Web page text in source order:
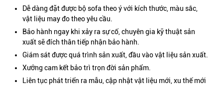
Dễ dàng đặt được bộ sofa theo ý với kích thước, màu sắc,
vật liệu may đo theo yêu cầu.
Bảo hành ngay khi xảy ra sự cố, chuyên gia kỹ thuật sản
xuất sẽ đích thân tiếp nhận bảo hành.
Giám sát được quá trình sản xuất, đầu vào vật liệu sản xuất.
Xưởng cam kết bảo trì trọn đời sản phẩm.
Liên tục phát triển ra mẫu, cập nhật vật liệu mới, xu thế mới